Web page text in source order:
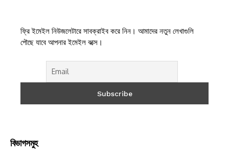
ফ্রি ইমেইল নিউজলেটারে সাবক্রাইব করে নিন। আমাদের নতুন লেখাগুলি
পৌছে যাবে আপনার ইমেইল বক্সে।
বিভাগসমুহ